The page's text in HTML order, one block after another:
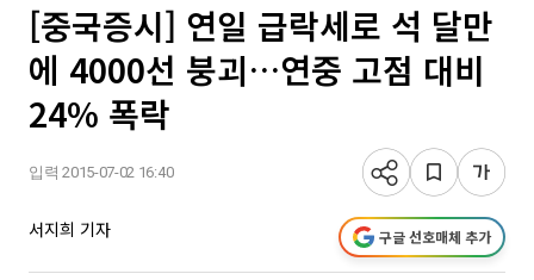
[중국증시] 연일 급락세로 석 달만
에 4000선 붕괴…연중 고점 대비
24% 폭락
입력 2015-07-02 16:40
서지희 기자 구글 선호매체 추가